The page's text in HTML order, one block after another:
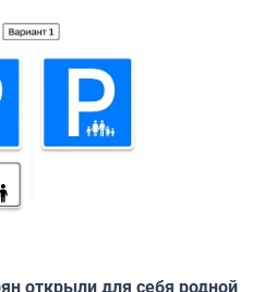
открыли для себя родной